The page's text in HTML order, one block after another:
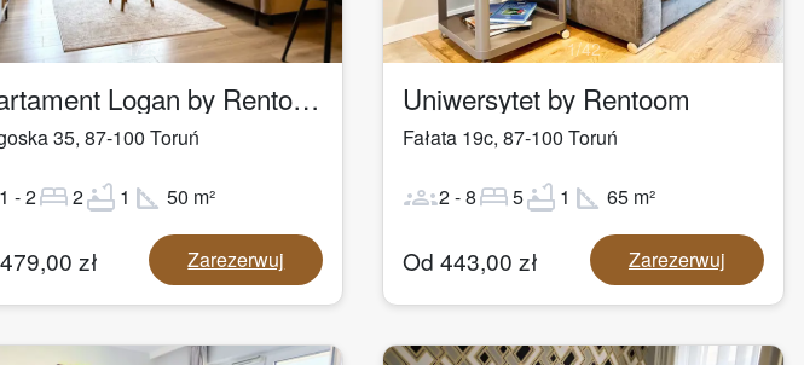
1/29
Apartament Logan by Rentoom
35, 87-100 Toruń
1 -2bed2bathtub 1 square_foot 50 m²
479,00 zł Zarezerwuj
1/42
Uniwersytet by Rentoom
Fałata 19c,87-100 Toruń
groups2-8bed5bathtub 1 square_foot65 m²
Od 443,00 zł Zarezerwuj